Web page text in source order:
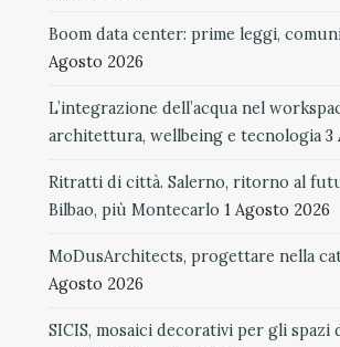
Boom data center: prime leggi,
Agosto 2026
L’integrazione dell’acqua nel
architettura, wellbeing e tecnologia 3
Ritratti di città. Salerno, ritorno al
Bilbao, più Montecarlo 1 Agosto 2026
MoDusArchitects, progettare nella
Agosto 2026
SICIS, mosaici decorativi per gli spazi